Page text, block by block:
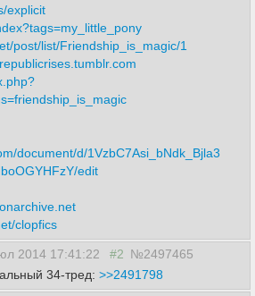
explicit
post/list/Friendship_is_magic/1
document/d/1VzbC7Asi_bNdk_Bjla3
edit
clopfics
2014 17:41:22 #2 №2497465
34-тред: >>2491798